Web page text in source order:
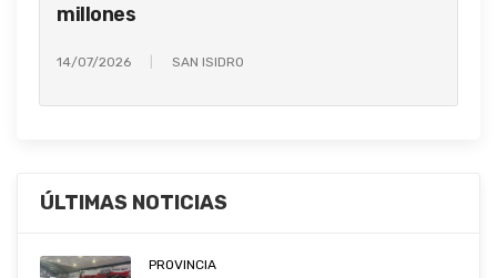
millones
14/07/2026 SAN ISIDRO
ÚLTIMAS NOTICIAS
PROVINCIA